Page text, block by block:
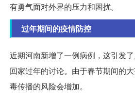
有勇气面对外界的压力和困扰。
过年期间的疫情防控
近期河南新增了一例病例，这引发
回家过年的讨论。由于春节期间的
毒传播的风险会增加。